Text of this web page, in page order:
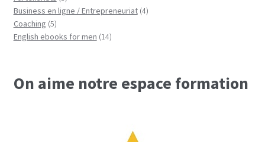
produits
Business en ligne / Entrepreneuriat 44
Coaching 55
produits
English ebooks for men 1414
On aime notre espace formation